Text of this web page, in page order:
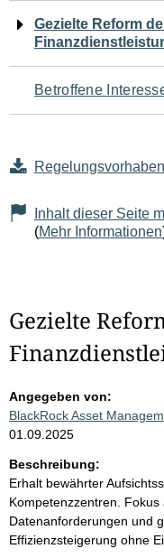
Navigation
für
den
Gezielte Reform
Betroffene
Inhalt dieser Seite
(Mehr Informationen
Gezielte
Angegeben von:
BlackRock Asset
01.09.2025
Beschreibung:
Erhalt bewährter
Kompetenzzentren.
Datenanforderungen und
Effizienzsteigerung ohne